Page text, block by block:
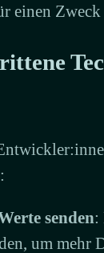
einen
senden:
um mehr